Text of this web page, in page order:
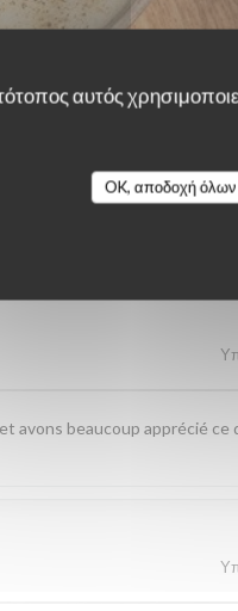
αυτός
OK, αποδοχή όλων
avons beaucoup apprécié